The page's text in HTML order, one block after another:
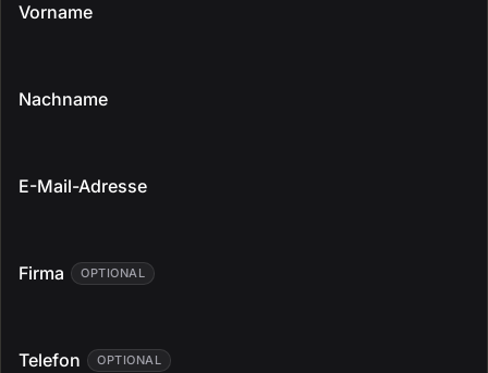
Vorname
Nachname
E-Mail-Adresse
Firma OPTIONAL
Telefon OPTIONAL